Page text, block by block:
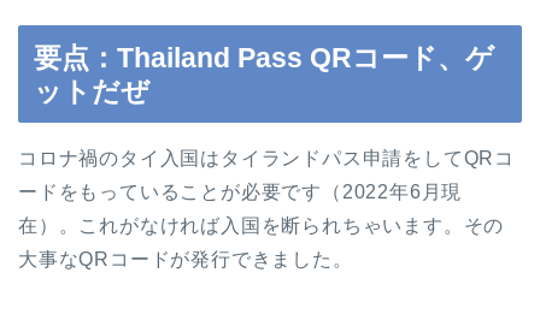
要点：Thailand Pass QRコード、ゲ
ットだぜ
コロナ禍のタイ入国はタイランドパス申請をしてQRコ
ードをもっていることが必要です（2022年6月現
在）。これがなければ入国を断られちゃいます。その
大事なQRコードが発行できました。